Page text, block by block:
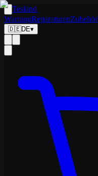
Tesland
WartungReparaturenZubehör
🇩🇪DE▾